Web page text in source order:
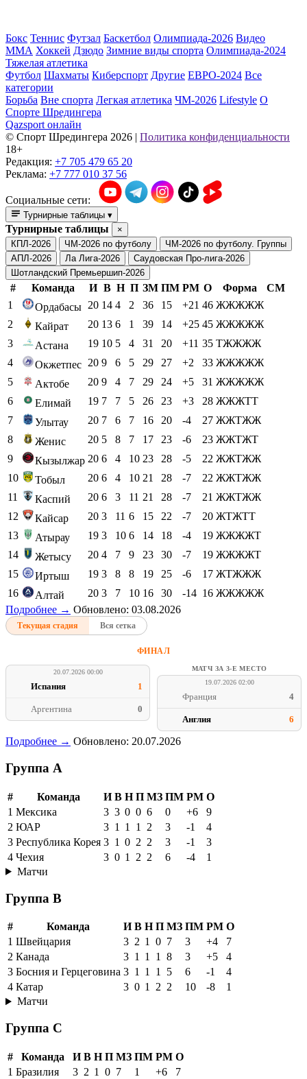
Бокс Теннис Футзал Баскетбол Олимпиада-2026 Видео
ММА Хоккей Дзюдо Зимние виды спорта Олимпиада-2024
Тяжелая атлетика
Футбол Шахматы Киберспорт Другие ЕВРО-2024 Все
категории
Борьба Вне спорта Легкая атлетика ЧМ-2026 Lifestyle О
Спорте Шредингера
Qazsport онлайн
© Cпорт Шредингера 2026 | Политика конфиденциальности
18+
Редакция: +7 705 479 65 20
Реклама: +7 777 010 37 56
Социальные сети:
Турнирные таблицы ▾
Турнирные таблицы
×
КПЛ-2026
ЧМ-2026 по футболу
ЧМ-2026 по футболу. Группы
АПЛ-2026
Ла Лига-2026
Саудовская Про-лига-2026
Шотландский Премьершип-2026
# Команда И В Н П ЗМ ПМ РМ О Форма
СМ
1
Ордабасы 20 14 4 2 36 15 +21 46 ЖЖЖЖЖ
2
Кайрат 20 13 6 1 39 14 +25 45 ЖЖЖЖЖ
3
Астана 19 10 5 4 31 20 +11 35 ТЖЖЖЖ
4
Окжетпес 20 9 6 5 29 27 +2 33 ЖЖЖЖЖ
5
Актобе 20 9 4 7 29 24 +5 31 ЖЖЖЖЖ
6
Елимай 19 7 7 5 26 23 +3 28 ЖЖЖТТ
7
Улытау 20 7 6 7 16 20 -4 27 ЖЖТЖЖ
8
Женис 20 5 8 7 17 23 -6 23 ЖЖТЖТ
9
Кызылжар 20 6 4 10 23 28 -5 22 ЖЖТЖЖ
10
Тобыл 20 6 4 10 21 28 -7 22 ЖЖТЖЖ
11
Каспий 20 6 3 11 21 28 -7 21 ЖЖТЖЖ
12
Кайсар 20 3 11 6 15 22 -7 20 ЖТЖТТ
13
Атырау 19 3 10 6 14 18 -4 19 ЖЖЖЖТ
14
Жетысу 20 4 7 9 23 30 -7 19 ЖЖЖЖТ
15
Иртыш 19 3 8 8 19 25 -6 17 ЖТЖЖЖ
16
Алтай 20 3 7 10 16 30 -14 16 ЖЖЖЖЖ
Подробнее → Обновлено: 03.08.2026
Текущая стадия Вся сетка
ФИНАЛ
20.07.2026 00:00
Испания 1
Аргентина 0
МАТЧ ЗА 3-Е МЕСТО
19.07.2026 02:00
Франция 4
Англия 6
Подробнее → Обновлено: 20.07.2026
Группа A
# Команда И В Н П МЗ ПМ РМ О
1 Мексика 3 3 0 0 6 0 +6
9
2 ЮАР 3 1 1 1 2 3 -1
4
3 Республика Корея 3 1 0 2 2 3 -1
3
4 Чехия 3 0 1 2 2 6 -4
1
Матчи
Группа B
# Команда И В Н П МЗ ПМ РМ О
1 Швейцария 3 2 1 0 7 3 +4
7
2 Канада 3 1 1 1 8 3 +5
4
3 Босния и Герцеговина 3 1 1 1 5 6 -1
4
4 Катар 3 0 1 2 2 10 -8
1
Матчи
Группа C
# Команда И В Н П МЗ ПМ РМ О
1 Бразилия 3 2 1 0 7 1 +6 7